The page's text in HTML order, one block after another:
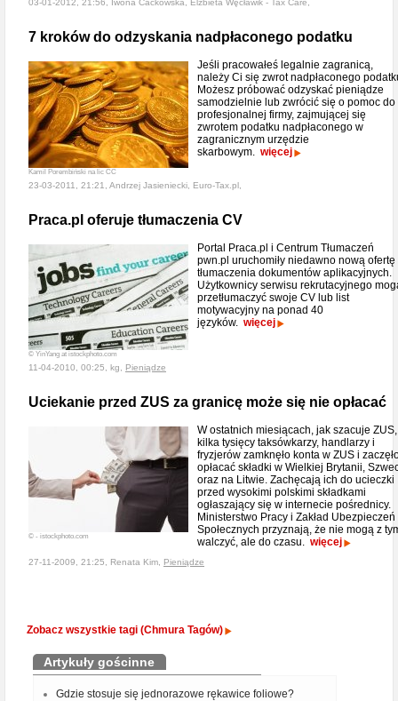
03-01-2012, 21:56, Iwona Cackowska, Elżbieta Węcławik - Tax Care,
7 kroków do odzyskania nadpłaconego podatku
Kamil Porembiński na lic CC
Jeśli pracowałeś legalnie zagranicą,
należy Ci się zwrot nadpłaconego
Możesz próbować odzyskać pieniądze
samodzielnie lub zwrócić się o pomoc do
profesjonalnej firmy, zajmującej się
zwrotem podatku nadpłaconego w
zagranicznym urzędzie
skarbowym. więcej
23-03-2011, 21:21, Andrzej Jasieniecki, Euro-Tax.pl,
Praca.pl oferuje tłumaczenia CV
© YinYang at istockphoto.com
Portal Praca.pl i Centrum Tłumaczeń
pwn.pl uruchomiły niedawno nową ofertę
tłumaczenia dokumentów aplikacyjnych.
Użytkownicy serwisu rekrutacyjnego
przetłumaczyć swoje CV lub list
motywacyjny na ponad 40
języków. więcej
11-04-2010, 00:25, kg, Pieniądze
Uciekanie przed ZUS za granicę może się nie opłacać
© - istockphoto.com
W ostatnich miesiącach, jak szacuje ZUS,
kilka tysięcy taksówkarzy, handlarzy i
fryzjerów zamknęło konta w ZUS i
opłacać składki w Wielkiej Brytanii,
oraz na Litwie. Zachęcają ich do ucieczki
przed wysokimi polskimi składkami
ogłaszający się w internecie pośrednicy.
Ministerstwo Pracy i Zakład Ubezpieczeń
Społecznych przyznają, że nie mogą z
walczyć, ale do czasu. więcej
27-11-2009, 21:25, Renata Kim, Pieniądze
Zobacz wszystkie tagi (Chmura Tagów)
Artykuły gościnne
Gdzie stosuje się jednorazowe rękawice foliowe?